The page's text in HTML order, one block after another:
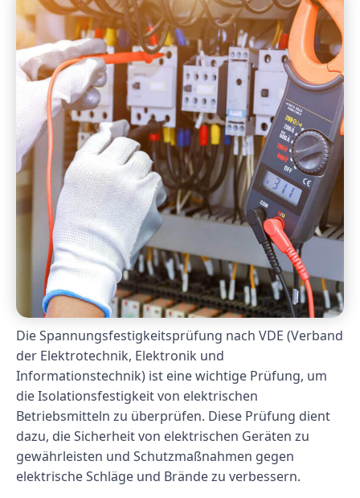
Die Spannungsfestigkeitsprüfung nach VDE (Verband
der Elektrotechnik, Elektronik und
Informationstechnik) ist eine wichtige Prüfung, um
die Isolationsfestigkeit von elektrischen
Betriebsmitteln zu überprüfen. Diese Prüfung dient
dazu, die Sicherheit von elektrischen Geräten zu
gewährleisten und Schutzmaßnahmen gegen
elektrische Schläge und Brände zu verbessern.